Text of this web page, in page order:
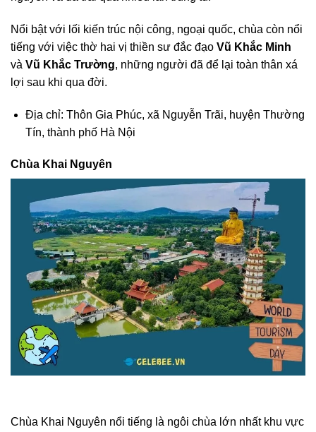
Nổi bật với lối kiến trúc nội công, ngoại quốc, chùa còn nổi
tiếng với việc thờ hai vị thiền sư đắc đạo Vũ Khắc Minh
và Vũ Khắc Trường, những người đã để lại toàn thân xá
lợi sau khi qua đời.
Địa chỉ: Thôn Gia Phúc, xã Nguyễn Trãi, huyện Thường
Tín, thành phố Hà Nội
Chùa Khai Nguyên
Chùa Khai Nguyên nổi tiếng là ngôi chùa lớn nhất khu vực